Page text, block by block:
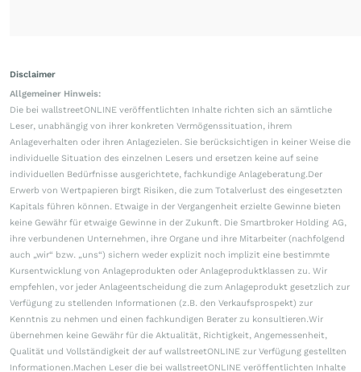
Disclaimer
Allgemeiner Hinweis:
Die bei wallstreetONLINE veröffentlichten Inhalte richten sich an sämtliche
Leser, unabhängig von ihrer konkreten Vermögenssituation, ihrem
Anlageverhalten oder ihren Anlagezielen. Sie berücksichtigen in keiner Weise die
individuelle Situation des einzelnen Lesers und ersetzen keine auf seine
individuellen Bedürfnisse ausgerichtete, fachkundige Anlageberatung.Der
Erwerb von Wertpapieren birgt Risiken, die zum Totalverlust des eingesetzten
Kapitals führen können. Etwaige in der Vergangenheit erzielte Gewinne bieten
keine Gewähr für etwaige Gewinne in der Zukunft. Die Smartbroker Holding AG,
ihre verbundenen Unternehmen, ihre Organe und ihre Mitarbeiter (nachfolgend
auch „wir“ bzw. „uns“) sichern weder explizit noch implizit eine bestimmte
Kursentwicklung von Anlageprodukten oder Anlageproduktklassen zu. Wir
empfehlen, vor jeder Anlageentscheidung die zum Anlageprodukt gesetzlich zur
Verfügung zu stellenden Informationen (z.B. den Verkaufsprospekt) zur
Kenntnis zu nehmen und einen fachkundigen Berater zu konsultieren.Wir
übernehmen keine Gewähr für die Aktualität, Richtigkeit, Angemessenheit,
Qualität und Vollständigkeit der auf wallstreetONLINE zur Verfügung gestellten
Informationen.Machen Leser die bei wallstreetONLINE veröffentlichten Inhalte